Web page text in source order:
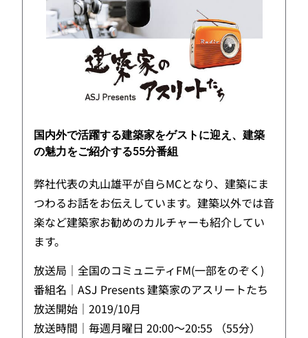
国内外で活躍する建築家をゲストに迎え、建築
の魅力をご紹介する55分番組
弊社代表の丸山雄平が自らMCとなり、建築にま
つわるお話をお伝えしています。建築以外では音
楽など建築家お勧めのカルチャーも紹介してい
ます。
放送局｜全国のコミュニティFM(一部をのぞく)
番組名｜ASJ Presents 建築家のアスリートたち
放送開始｜2019/10月
放送時間｜毎週月曜日 20:00～20:55 （55分）